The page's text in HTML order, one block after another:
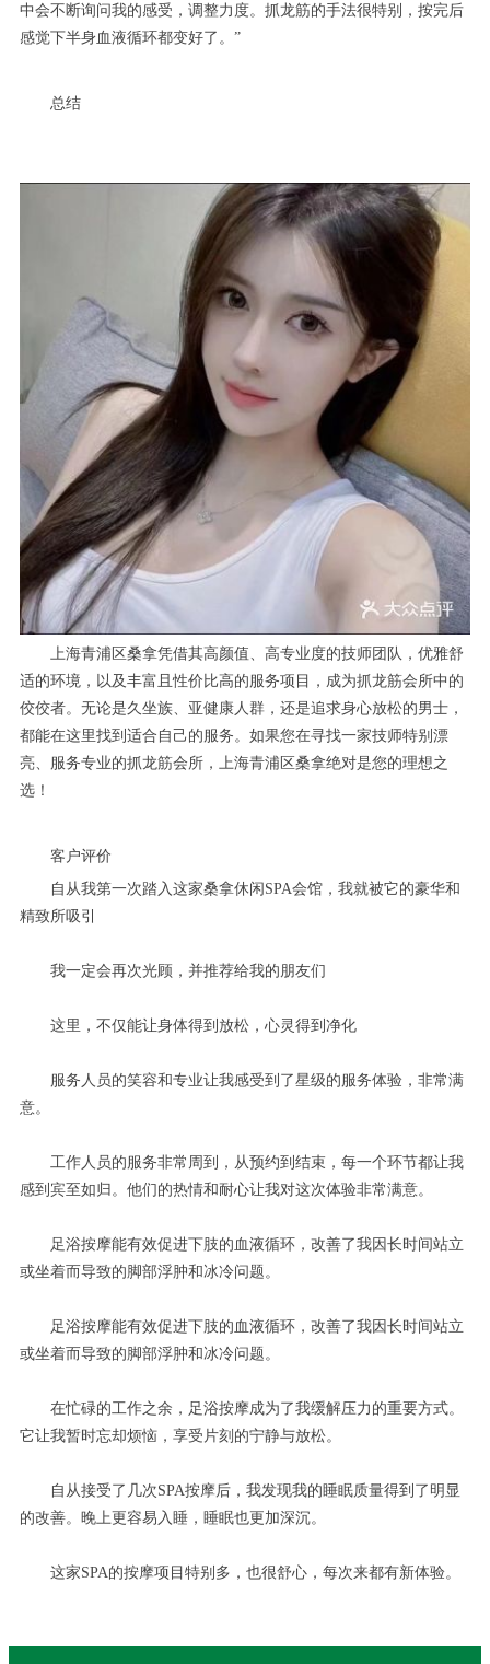
中会不断询问我的感受，调整力度。抓龙筋的手法很特别，按完后
感觉下半身血液循环都变好了。”
总结
上海青浦区桑拿凭借其高颜值、高专业度的技师团队，优雅舒
适的环境，以及丰富且性价比高的服务项目，成为抓龙筋会所中的
佼佼者。无论是久坐族、亚健康人群，还是追求身心放松的男士，
都能在这里找到适合自己的服务。如果您在寻找一家技师特别漂
亮、服务专业的抓龙筋会所，上海青浦区桑拿绝对是您的理想之
选！
客户评价
自从我第一次踏入这家桑拿休闲SPA会馆，我就被它的豪华和
精致所吸引
我一定会再次光顾，并推荐给我的朋友们
这里，不仅能让身体得到放松，心灵得到净化
服务人员的笑容和专业让我感受到了星级的服务体验，非常满
意。
工作人员的服务非常周到，从预约到结束，每一个环节都让我
感到宾至如归。他们的热情和耐心让我对这次体验非常满意。
足浴按摩能有效促进下肢的血液循环，改善了我因长时间站立
或坐着而导致的脚部浮肿和冰冷问题。
足浴按摩能有效促进下肢的血液循环，改善了我因长时间站立
或坐着而导致的脚部浮肿和冰冷问题。
在忙碌的工作之余，足浴按摩成为了我缓解压力的重要方式。
它让我暂时忘却烦恼，享受片刻的宁静与放松。
自从接受了几次SPA按摩后，我发现我的睡眠质量得到了明显
的改善。晚上更容易入睡，睡眠也更加深沉。
这家SPA的按摩项目特别多，也很舒心，每次来都有新体验。